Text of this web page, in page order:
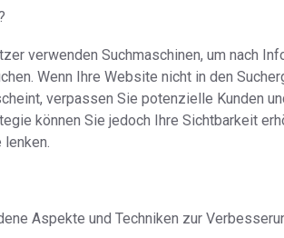
verwenden Suchmaschinen, um nach
Wenn Ihre Website nicht in den
verpassen Sie potenzielle Kunden
können Sie jedoch Ihre Sichtbarkeit
lenken.
Aspekte und Techniken zur